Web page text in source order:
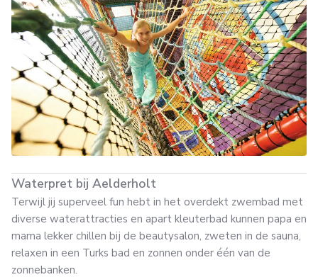
Waterpret bij Aelderholt
Terwijl jij superveel fun hebt in het overdekt zwembad met
diverse waterattracties en apart kleuterbad kunnen papa en
mama lekker chillen bij de beautysalon, zweten in de sauna,
relaxen in een Turks bad en zonnen onder één van de
zonnebanken.